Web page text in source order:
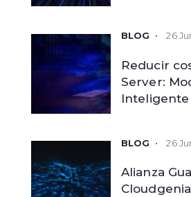
Reducir
Server:
Inteligente
26
Alianza
26